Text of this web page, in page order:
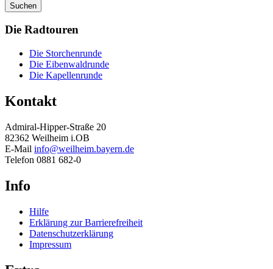
Suchen
Die Radtouren
Die Storchenrunde
Die Eibenwaldrunde
Die Kapellenrunde
Kontakt
Admiral-Hipper-Straße 20
82362 Weilheim i.OB
E-Mail info@weilheim.bayern.de
Telefon 0881 682-0
Info
Hilfe
Erklärung zur Barrierefreiheit
Datenschutzerklärung
Impressum